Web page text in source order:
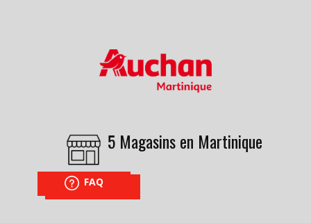
5 Magasins en Martinique
NOUS TROUVER
FAQ